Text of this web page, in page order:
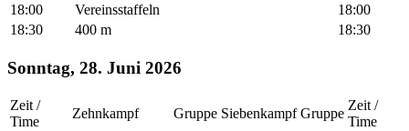
18:00
Vereinsstaffeln
18:00
18:30
400 m 18:30
Sonntag, 28. Juni 2026
Zeit /
Time
Zehnkampf Gruppe Siebenkampf Gruppe
Zeit /
Time